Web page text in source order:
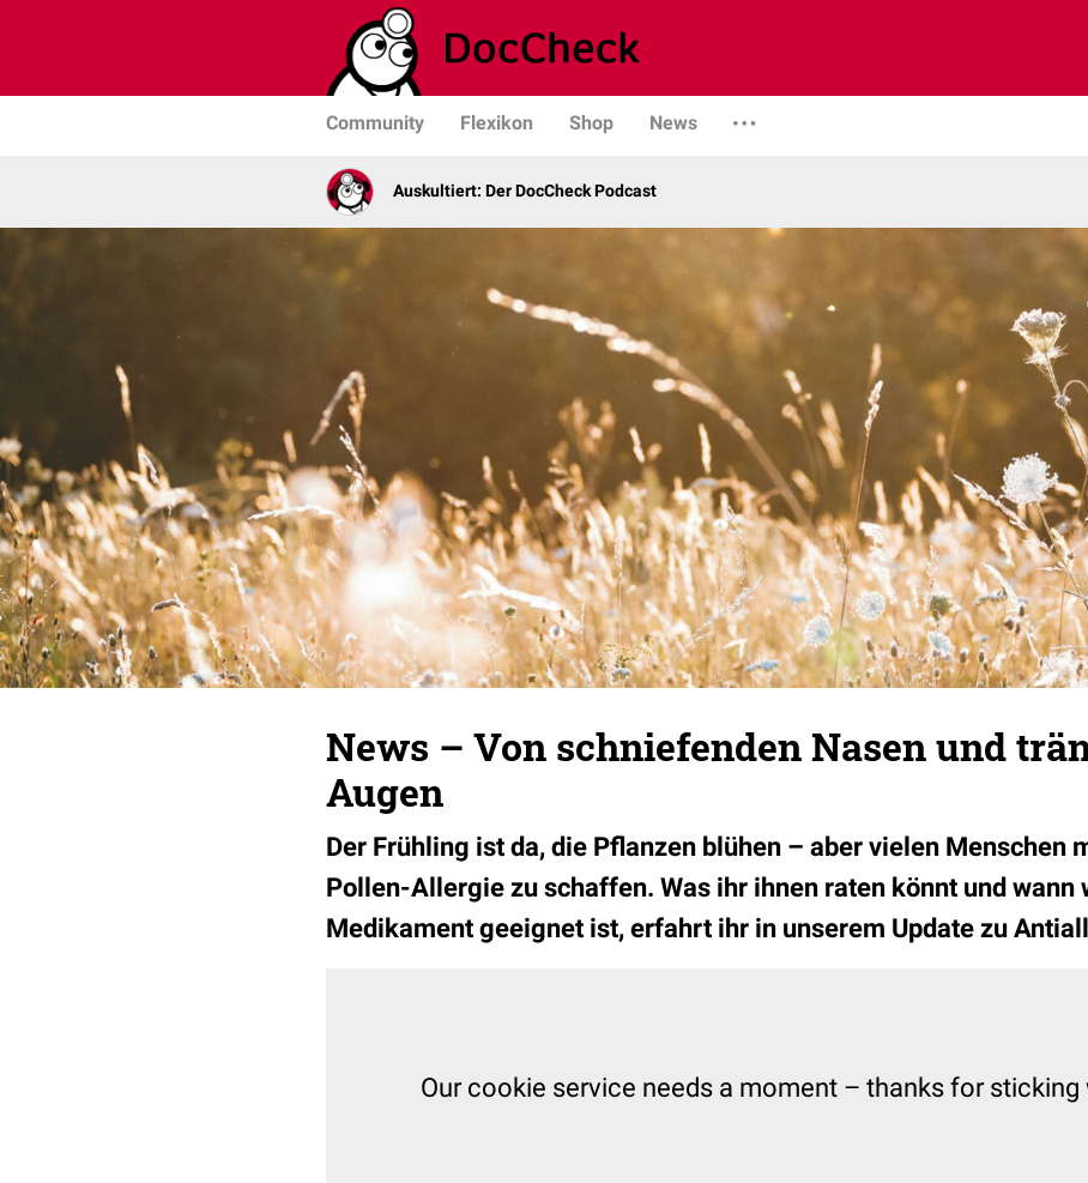
Community Flexikon Shop News
Auskultiert: Der DocCheck Podcast
News – Von schniefenden Nasen und
Augen
Der Frühling ist da, die Pflanzen blühen – aber vielen Menschen
Pollen-Allergie zu schaffen. Was ihr ihnen raten könnt und wann
Medikament geeignet ist, erfahrt ihr in unserem Update zu
Our cookie service needs a moment – thanks for sticking